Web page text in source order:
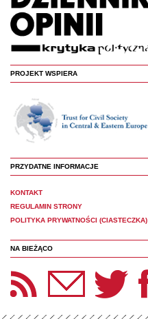
PROJEKT WSPIERA
PRZYDATNE INFORMACJE
KONTAKT
REGULAMIN STRONY
POLITYKA PRYWATNOŚCI (CIASTECZKA)
NA BIEŻĄCO
Panoptyka Facebook